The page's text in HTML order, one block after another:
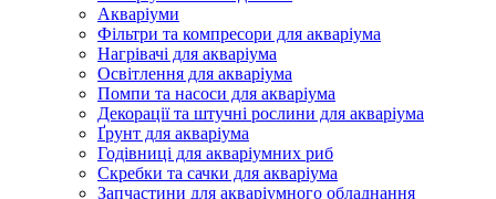
Акваріуми
Фільтри та компресори для акваріума
Нагрівачі для акваріума
Освітлення для акваріума
Помпи та насоси для акваріума
Декорації та штучні рослини для акваріума
Ґрунт для акваріума
Годівниці для акваріумних риб
Скребки та сачки для акваріума
Запчастини для акваріумного обладнання